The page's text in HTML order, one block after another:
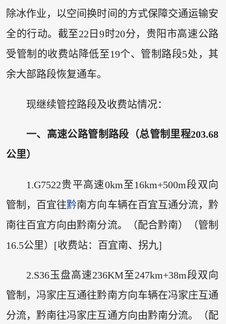
除冰作业，以空间换时间的方式保障交通运输安
全的行动。截至22日9时20分，贵阳市高速公路
受管制的收费站降低至19个、管制路段5处，其
余大部路段恢复通车。
现继续管控路段及收费站情况：
一、高速公路管制路段（总管制里程203.68
公里）
1.G7522贵平高速0km至16km+500m段双向
管制，百宜往黔南方向车辆在百宜互通分流，黔
南往百宜方向由黔南分流。（配合黔南）（管制
16.5公里）[收费站：百宜南、拐九]
2.S36玉盘高速236KM至247km+38m段双向
管制，冯家庄互通往黔南方向车辆在冯家庄互通
分流，黔南往冯家庄互通方向由黔南分流。（配